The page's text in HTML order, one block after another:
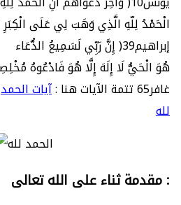
إِنَّ رَبِّي لَسَمِيعُ الدُّعَاء )إبراهيم39
لِلَّهِ رَبِّ الْعَالَمِينَ )غافر65 تتمة الآيات هنا :
آيات الحمد
لله
مقدمة ثناء على الله تعالى :